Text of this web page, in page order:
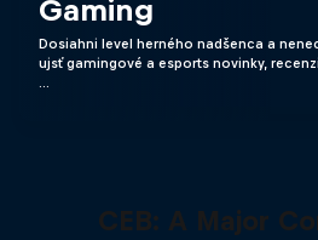
Gaming
Dosiahni level herného nadšenca a
ujsť gamingové a esports novinky,
CEB: A Major